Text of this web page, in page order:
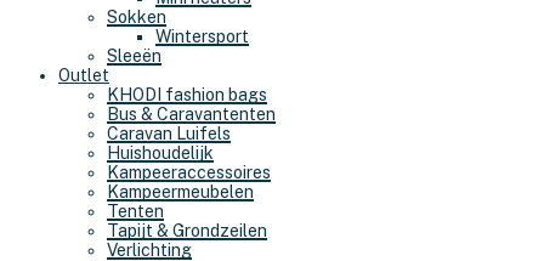
Sokken
Wintersport
Sleeën
Outlet
KHODI fashion bags
Bus & Caravantenten
Caravan Luifels
Huishoudelijk
Kampeeraccessoires
Kampeermeubelen
Tenten
Tapijt & Grondzeilen
Verlichting